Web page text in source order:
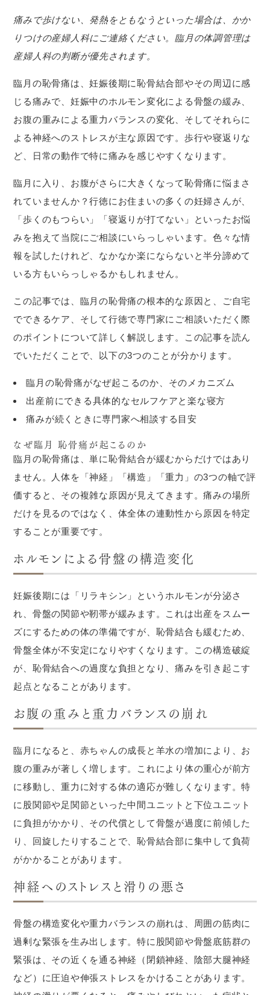
痛みで歩けない、発熱をともなうといった場合は、かか
りつけの産婦人科にご連絡ください。臨月の体調管理は
産婦人科の判断が優先されます。
臨月の恥骨痛は、妊娠後期に恥骨結合部やその周辺に感
じる痛みで、妊娠中のホルモン変化による骨盤の緩み、
お腹の重みによる重力バランスの変化、そしてそれらに
よる神経へのストレスが主な原因です。歩行や寝返りな
ど、日常の動作で特に痛みを感じやすくなります。
臨月に入り、お腹がさらに大きくなって恥骨痛に悩まさ
れていませんか？行徳にお住まいの多くの妊婦さんが、
「歩くのもつらい」「寝返りが打てない」といったお悩
みを抱えて当院にご相談にいらっしゃいます。色々な情
報を試したけれど、なかなか楽にならないと半分諦めて
いる方もいらっしゃるかもしれません。
この記事では、臨月の恥骨痛の根本的な原因と、ご自宅
でできるケア、そして行徳で専門家にご相談いただく際
のポイントについて詳しく解説します。この記事を読ん
でいただくことで、以下の3つのことが分かります。
臨月の恥骨痛がなぜ起こるのか、そのメカニズム
出産前にできる具体的なセルフケアと楽な寝方
痛みが続くときに専門家へ相談する目安
なぜ臨月 恥骨痛が起こるのか
臨月の恥骨痛は、単に恥骨結合が緩むからだけではあり
ません。人体を「神経」「構造」「重力」の3つの軸で評
価すると、その複雑な原因が見えてきます。痛みの場所
だけを見るのではなく、体全体の連動性から原因を特定
することが重要です。
ホルモンによる骨盤の構造変化
妊娠後期には「リラキシン」というホルモンが分泌さ
れ、骨盤の関節や靭帯が緩みます。これは出産をスムー
ズにするための体の準備ですが、恥骨結合も緩むため、
骨盤全体が不安定になりやすくなります。この構造破綻
が、恥骨結合への過度な負担となり、痛みを引き起こす
起点となることがあります。
お腹の重みと重力バランスの崩れ
臨月になると、赤ちゃんの成長と羊水の増加により、お
腹の重みが著しく増します。これにより体の重心が前方
に移動し、重力に対する体の適応が難しくなります。特
に股関節や足関節といった中間ユニットと下位ユニット
に負担がかかり、その代償として骨盤が過度に前傾した
り、回旋したりすることで、恥骨結合部に集中して負荷
がかかることがあります。
神経へのストレスと滑りの悪さ
骨盤の構造変化や重力バランスの崩れは、周囲の筋肉に
過剰な緊張を生み出します。特に股関節や骨盤底筋群の
緊張は、その近くを通る神経（閉鎖神経、陰部大腿神経
など）に圧迫や伸張ストレスをかけることがあります。